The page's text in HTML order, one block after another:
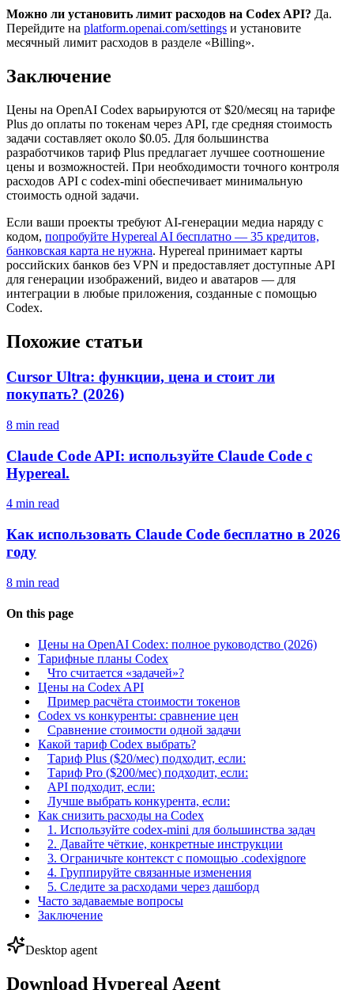
Можно ли установить лимит расходов на Codex API? Да.
Перейдите на platform.openai.com/settings и установите
месячный лимит расходов в разделе «Billing».
Заключение
Цены на OpenAI Codex варьируются от $20/месяц на тарифе
Plus до оплаты по токенам через API, где средняя стоимость
задачи составляет около $0.05. Для большинства
разработчиков тариф Plus предлагает лучшее соотношение
цены и возможностей. При необходимости точного контроля
расходов API с codex-mini обеспечивает минимальную
стоимость одной задачи.
Если ваши проекты требуют AI-генерации медиа наряду с
кодом, попробуйте Hypereal AI бесплатно — 35 кредитов,
банковская карта не нужна. Hypereal принимает карты
российских банков без VPN и предоставляет доступные API
для генерации изображений, видео и аватаров — для
интеграции в любые приложения, созданные с помощью
Codex.
Похожие статьи
Cursor Ultra: функции, цена и стоит ли
покупать? (2026)
8 min read
Claude Code API: используйте Claude Code с
Hypereal.
4 min read
Как использовать Claude Code бесплатно в 2026
году
8 min read
On this page
Цены на OpenAI Codex: полное руководство (2026)
Тарифные планы Codex
Что считается «задачей»?
Цены на Codex API
Пример расчёта стоимости токенов
Codex vs конкуренты: сравнение цен
Сравнение стоимости одной задачи
Какой тариф Codex выбрать?
Тариф Plus ($20/мес) подходит, если:
Тариф Pro ($200/мес) подходит, если:
API подходит, если:
Лучше выбрать конкурента, если:
Как снизить расходы на Codex
1. Используйте codex-mini для большинства задач
2. Давайте чёткие, конкретные инструкции
3. Ограничьте контекст с помощью .codexignore
4. Группируйте связанные изменения
5. Следите за расходами через дашборд
Часто задаваемые вопросы
Заключение
Desktop agent
Download Hypereal Agent